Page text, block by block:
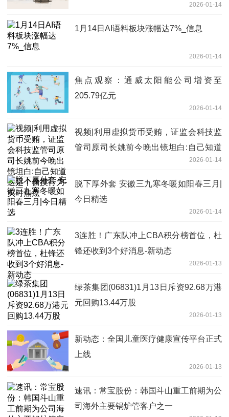
2026-01-14
1月14日AI语料板块涨幅达7%_信息
2026-01-14
焦点观察：通威太阳能公司增资至
205.79亿元
2026-01-14
视频|利用虚拟货币受贿，证监会科技监
管司原司长姚前今晚出镜坦白:自己知道
2026-01-14
脱下厚外套 安徽三九寒冬暖如阳春三月|
今日精选
2026-01-14
3连胜！广东队冲上CBA积分榜首位，杜
锋还收到3个好消息-新动态
2026-01-13
绿茶集团(06831)1月13日斥资92.68万港
元回购13.44万股
2026-01-13
新动态：全国儿童医疗健康宣传平台正式
上线
2026-01-13
速讯：常宝股份：韩国斗山重工前期为公
司海外主要锅炉管客户之一